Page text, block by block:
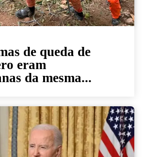
de queda de
eram
da mesma...